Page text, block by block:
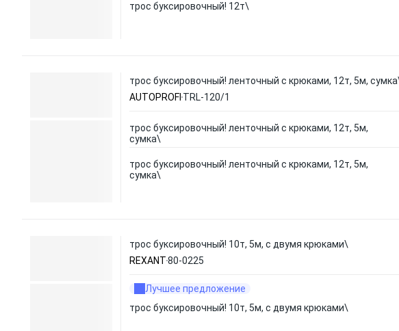
трос буксировочный! 12т\
трос буксировочный! ленточный с крюками, 12т, 5м,
AUTOPROFI TRL-120/1
трос буксировочный! ленточный с крюками, 12т, 5м,
сумка\
трос буксировочный! ленточный с крюками, 12т, 5м,
сумка\
трос буксировочный! 10т, 5м, с двумя крюками\
REXANT80-0225
Лучшее предложение
трос буксировочный! 10т, 5м, с двумя крюками\